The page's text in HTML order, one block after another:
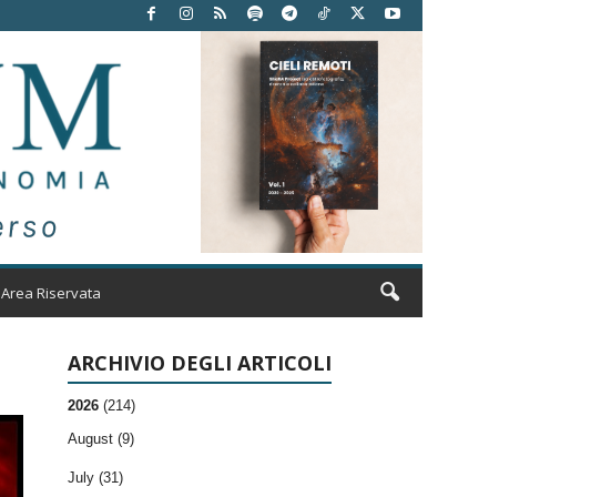
Area Riservata
ARCHIVIO DEGLI ARTICOLI
2026 (214)
August (9)
July (31)